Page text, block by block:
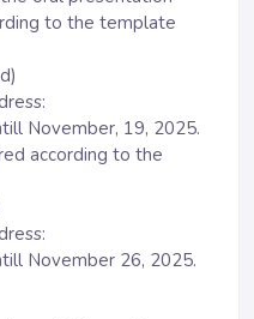
to the template
November, 19, 2025.
according to the
November 26, 2025.